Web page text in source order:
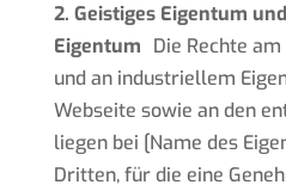
2. Geistiges Eigentum
Eigentum Die Rechte
und an industriellem
Webseite sowie an den
liegen bei [Name des
Dritten, für die eine